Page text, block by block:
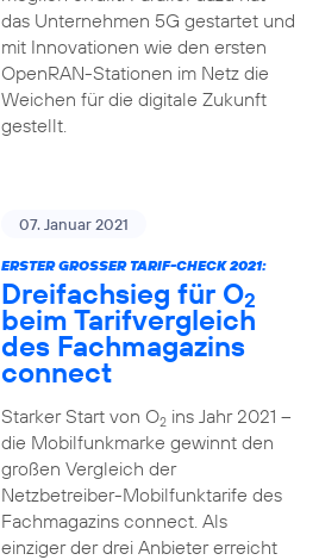
das Unternehmen 5G gestartet und
mit Innovationen wie den ersten
OpenRAN-Stationen im Netz die
Weichen für die digitale Zukunft
gestellt.
07. Januar 2021
ERSTER GROSSER TARIF-CHECK 2021:
Dreifachsieg für O2
beim Tarifvergleich
des Fachmagazins
connect
Starker Start von O2ins Jahr 2021 –
die Mobilfunkmarke gewinnt den
großen Vergleich der
Netzbetreiber-Mobilfunktarife des
Fachmagazins connect. Als
einziger der drei Anbieter erreicht